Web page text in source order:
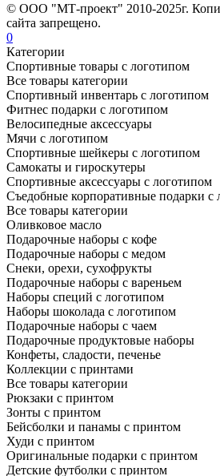
© ООО "МТ-проект" 2010-2025г.
сайта запрещено.
0
Категории
Спортивные товары с логотипом
Все товары категории
Спортивный инвентарь с логотипом
Фитнес подарки с логотипом
Велосипедные аксессуары
Мячи с логотипом
Спортивные шейкеры с логотипом
Самокаты и гироскутеры
Спортивные аксессуары с логотипом
Съедобные корпоративные подарки с
Все товары категории
Оливковое масло
Подарочные наборы с кофе
Подарочные наборы с медом
Снеки, орехи, сухофрукты
Подарочные наборы с вареньем
Наборы специй с логотипом
Наборы шоколада с логотипом
Подарочные наборы с чаем
Подарочные продуктовые наборы
Конфеты, сладости, печенье
Коллекции с принтами
Все товары категории
Рюкзаки с принтом
Зонты с принтом
Бейсболки и панамы с принтом
Худи с принтом
Оригинальные подарки с принтом
Детские футболки с принтом